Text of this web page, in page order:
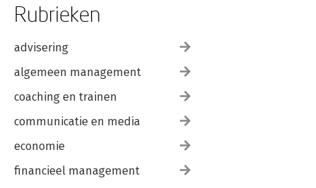
Rubrieken
advisering
algemeen management
coaching en trainen
communicatie en media
economie
financieel management